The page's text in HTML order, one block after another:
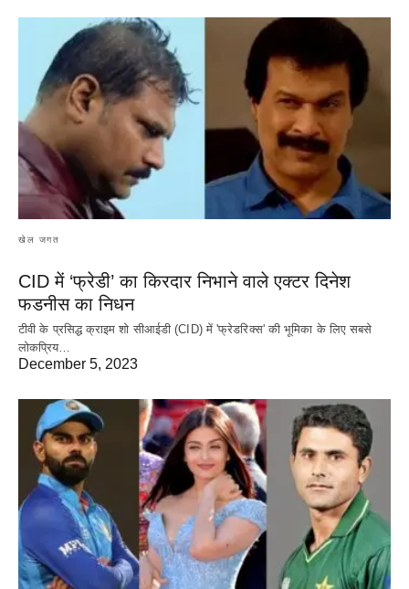
खेल जगत
CID में ‘फ्रेडी’ का किरदार निभाने वाले एक्टर दिनेश
फडनीस का निधन
टीवी के प्रसिद्ध क्राइम शो सीआईडी (CID) में 'फ्रेडरिक्स' की भूमिका के लिए सबसे
लोकप्रिय…
December 5, 2023